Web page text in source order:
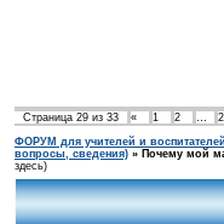
Страница 29 из 33 « 1 2 …
ФОРУМ для учителей и воспитателей
вопросы, сведения) » Почему мой
здесь)